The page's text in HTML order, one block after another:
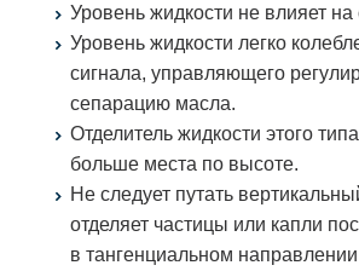
Уровень жидкости не влияет на
Уровень жидкости легко
сигнала, управляющего
сепарацию масла.
Отделитель жидкости этого
больше места по высоте.
Не следует путать
отделяет частицы или капли
в тангенциальном